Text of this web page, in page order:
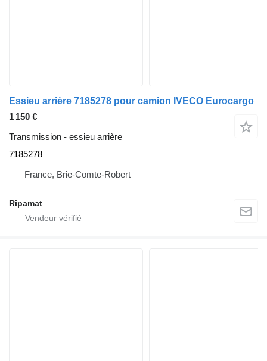
Essieu arrière 7185278 pour camion IVECO Eurocargo
1 150 €
Transmission - essieu arrière
7185278
France, Brie-Comte-Robert
Ripamat